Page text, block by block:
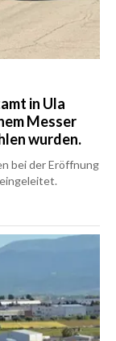
in Ula
Messer
wurden.
bei der Eröffnung